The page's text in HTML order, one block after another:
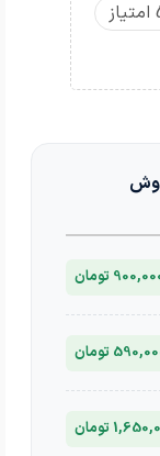
تومان
تومان
تومان